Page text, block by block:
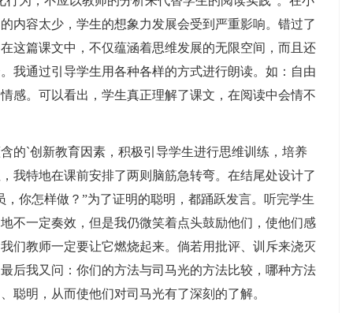
内容太少，学生的想象力发展会受到严重影响。错过了
这篇课文中，不仅蕴涵着思维发展的无限空间，而且还
我通过引导学生用各种各样的方式进行朗读。如：自由
感。可以看出，学生真正理解了课文，在阅读中会情不
`创新教育因素，积极引导学生进行思维训练，培养
我特地在课前安排了两则脑筋急转弯。在结尾处设计了
你怎样做？”为了证明的聪明，都踊跃发言。听完学生
不一定奏效，但是我仍微笑着点头鼓励他们，使他们感
们教师一定要让它燃烧起来。倘若用批评、训斥来浇灭
后我又问：你们的方法与司马光的方法比较，哪种方法
聪明，从而使他们对司马光有了深刻的了解。